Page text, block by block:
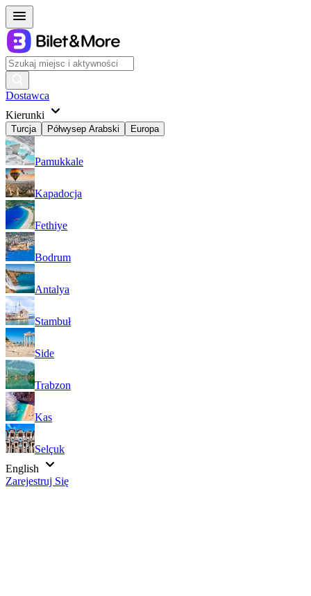
Dostawca
Kierunki
Turcja Półwysep Arabski Europa
Pamukkale
Kapadocja
Fethiye
Bodrum
Antalya
Stambuł
Side
Trabzon
Kas
Selçuk
English
Zarejestruj Się